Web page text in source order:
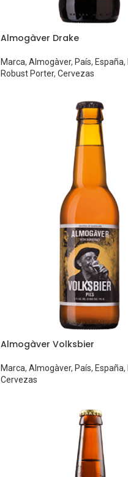
Almogàver Drake
Marca, Almogàver, País, España,
Robust Porter, Cervezas
Almogàver Volksbier
Marca, Almogàver, País, España,
Cervezas